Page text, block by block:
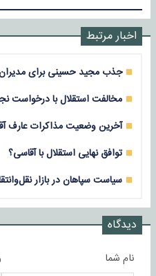
اخبار مرتبط
جذب مجید حسینی برای
مخالفت استقلال با درخواست
آخرین وضعیت مذاکرات عارف
توافق نهایی استقلال با آقاسی؟
سیاست سپاهان در بازار
دیدگاه
نام شما